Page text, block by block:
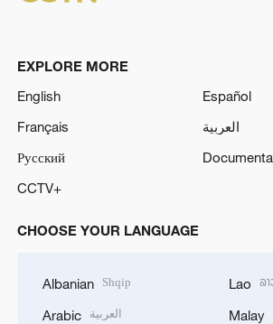
EXPLORE MORE
English
Español
Français
العربية
Русский
CCTV+
CHOOSE YOUR LANGUAGE
Albanian Shqip
Arabic العربية
Lao ລ
Malay